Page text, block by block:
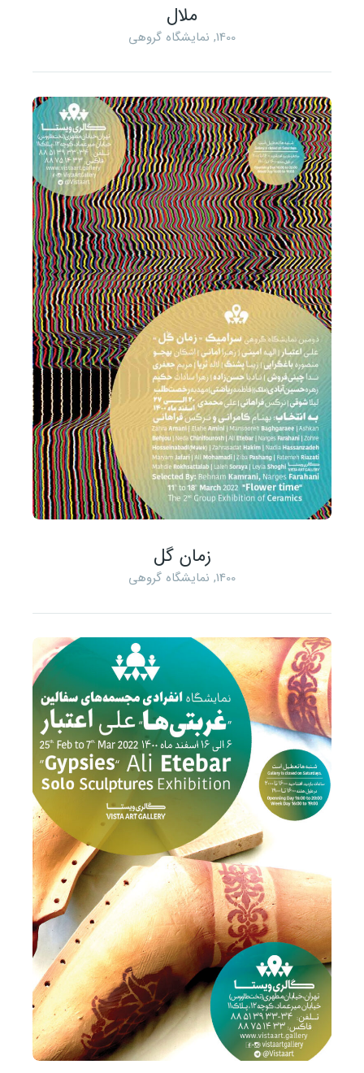
ملال
1400
, نمایشگاه گروهی
زمان گل
1400
, نمایشگاه گروهی